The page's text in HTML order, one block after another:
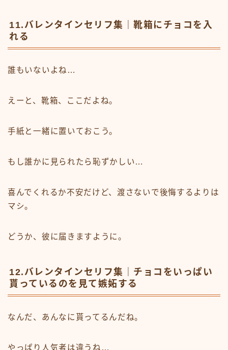
11.バレンタインセリフ集｜靴箱にチョコを入
れる
誰もいないよね…
えーと、靴箱、ここだよね。
手紙と一緒に置いておこう。
もし誰かに見られたら恥ずかしい…
喜んでくれるか不安だけど、渡さないで後悔するよりは
マシ。
どうか、彼に届きますように。
12.バレンタインセリフ集｜チョコをいっぱい
貰っているのを見て嫉妬する
なんだ、あんなに貰ってるんだね。
やっぱり人気者は違うね…